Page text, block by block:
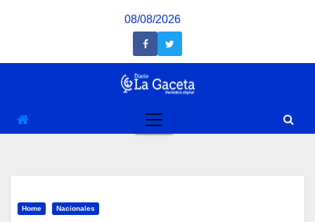
08/08/2026
Home Nacionales